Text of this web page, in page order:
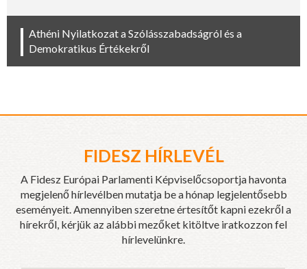
Athéni Nyilatkozat a Szólásszabadságról és a
Demokratikus Értékekről
FIDESZ HÍRLEVÉL
A Fidesz Európai Parlamenti Képviselőcsoportja havonta
megjelenő hírlevélben mutatja be a hónap legjelentősebb
eseményeit. Amennyiben szeretne értesítőt kapni ezekről a
hírekről, kérjük az alábbi mezőket kitöltve iratkozzon fel
hírlevelünkre.